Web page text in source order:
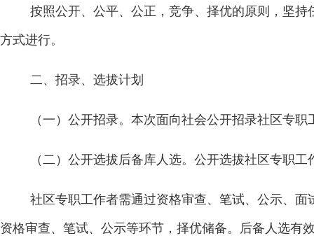
按照公开、公平、公正，竞争、择优的原则，坚持
方式进行。
二、招录、选拔计划
（一）公开招录。 本次面向社会公开招录社区专职
（二）公开选拔后备库人选。 公开选拔社区专职工
社区专职工作者需通过资格审查、笔试、公示、
资格审查、笔试、公示等环节，择优储备。后备人选有